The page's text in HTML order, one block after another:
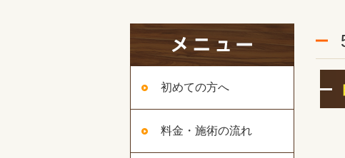
初めての方へ
料金・施術の流れ